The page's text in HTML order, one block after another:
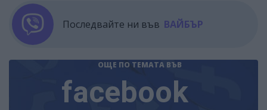
Последвайте ни във ВАЙБЪР
ОЩЕ ПО ТЕМАТА ВЪВ
facebook